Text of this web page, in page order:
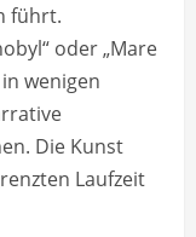
führt.
oder „Mare
wenigen
Die Kunst
Laufzeit